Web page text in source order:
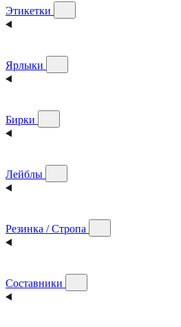
Этикетки
Ярлыки
Бирки
Лейблы
Резинка / Стропа
Составники